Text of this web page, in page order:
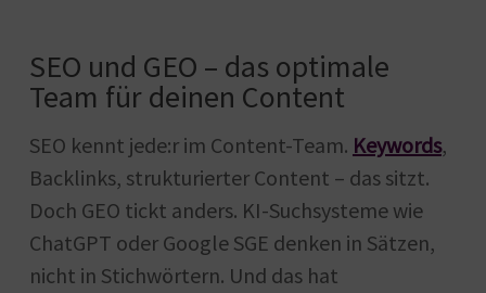
SEO und GEO – das optimale
Team für deinen Content
SEO kennt jede:r im Content-Team. Keywords,
Backlinks, strukturierter Content – das sitzt.
Doch GEO tickt anders. KI-Suchsysteme wie
ChatGPT oder Google SGE denken in Sätzen,
nicht in Stichwörtern. Und das hat